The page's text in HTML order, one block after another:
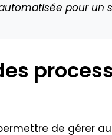
pour un
de gérer au